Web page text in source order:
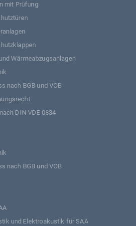
mit Prüfung
Wärmeabzugsanlagen
nach BGB und VOB
DIN VDE 0834
nach BGB und VOB
und Elektroakustik für SAA